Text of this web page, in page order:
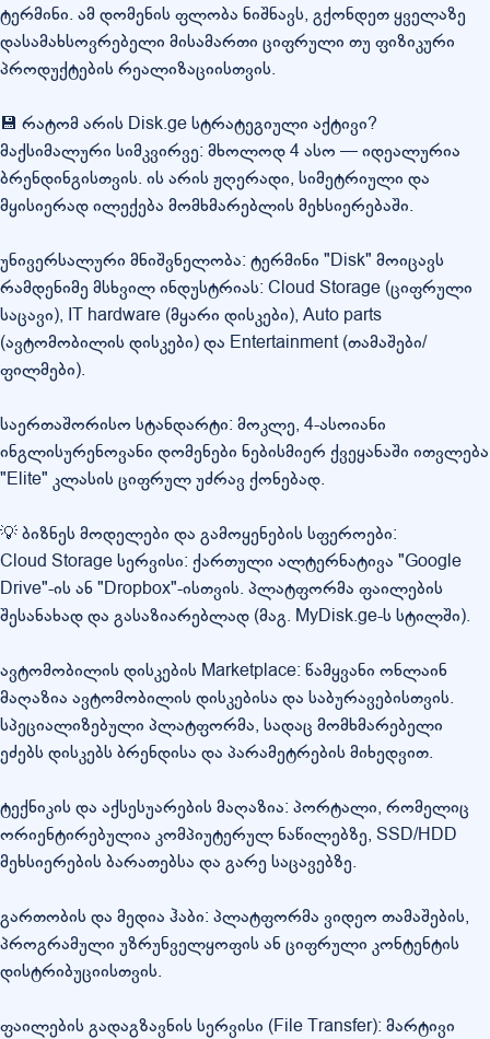
ტერმინი. ამ დომენის ფლობა ნიშნავს, გქონდეთ ყველაზე
დასამახსოვრებელი მისამართი ციფრული თუ ფიზიკური
პროდუქტების რეალიზაციისთვის.
💾 რატომ არის Disk.ge სტრატეგიული აქტივი?
მაქსიმალური სიმკვირვე: მხოლოდ 4 ასო — იდეალურია
ბრენდინგისთვის. ის არის ჟღერადი, სიმეტრიული და
მყისიერად ილექება მომხმარებლის მეხსიერებაში.
უნივერსალური მნიშვნელობა: ტერმინი "Disk" მოიცავს
რამდენიმე მსხვილ ინდუსტრიას: Cloud Storage (ციფრული
საცავი), IT hardware (მყარი დისკები), Auto parts
(ავტომობილის დისკები) და Entertainment (თამაშები/
ფილმები).
საერთაშორისო სტანდარტი: მოკლე, 4-ასოიანი
ინგლისურენოვანი დომენები ნებისმიერ ქვეყანაში ითვლება
"Elite" კლასის ციფრულ უძრავ ქონებად.
💡 ბიზნეს მოდელები და გამოყენების სფეროები:
Cloud Storage სერვისი: ქართული ალტერნატივა "Google
Drive"-ის ან "Dropbox"-ისთვის. პლატფორმა ფაილების
შესანახად და გასაზიარებლად (მაგ. MyDisk.ge-ს სტილში).
ავტომობილის დისკების Marketplace: წამყვანი ონლაინ
მაღაზია ავტომობილის დისკებისა და საბურავებისთვის.
სპეციალიზებული პლატფორმა, სადაც მომხმარებელი
ეძებს დისკებს ბრენდისა და პარამეტრების მიხედვით.
ტექნიკის და აქსესუარების მაღაზია: პორტალი, რომელიც
ორიენტირებულია კომპიუტერულ ნაწილებზე, SSD/HDD
მეხსიერების ბარათებსა და გარე საცავებზე.
გართობის და მედია ჰაბი: პლატფორმა ვიდეო თამაშების,
პროგრამული უზრუნველყოფის ან ციფრული კონტენტის
დისტრიბუციისთვის.
ფაილების გადაგზავნის სერვისი (File Transfer): მარტივი